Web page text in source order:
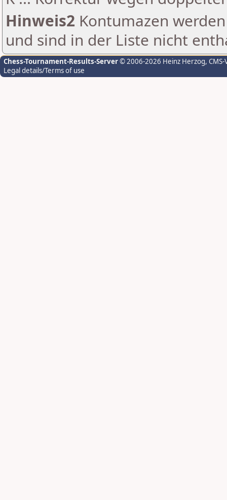
Hinweis2 Kontumazen
und sind in der Liste nicht
Chess-Tournament-Results-Server© 2006-2026 Heinz Herzog,
Legal details/Terms of use